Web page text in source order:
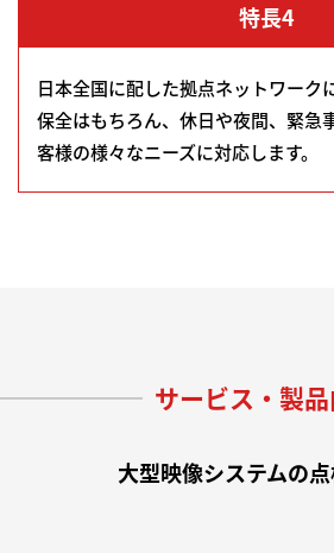
特長4
日本全国に配した拠点ネットワーク
保全はもちろん、休日や夜間、緊急
客様の様々なニーズに対応します。
サービス・製
大型映像システムの